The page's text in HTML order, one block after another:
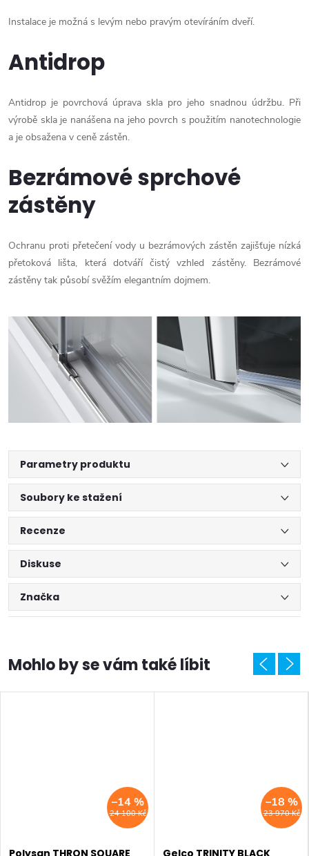
Instalace je možná s levým nebo pravým otevíráním dveří.
Antidrop
Antidrop je povrchová úprava skla pro jeho snadnou údržbu. Při
výrobě skla je nanášena na jeho povrch s použitím nanotechnologie
a je obsažena v ceně zástěn.
Bezrámové sprchové
zástěny
Ochranu proti přetečení vody u bezrámových zástěn zajišťuje nízká
přetoková lišta, která dotváří čistý vzhled zástěny. Bezrámové
zástěny tak působí svěžím elegantním dojmem.
Parametry produktu
Soubory ke stažení
Recenze
Diskuse
Značka
24 100 Kč
–14 %
23 970 Kč
–18 %